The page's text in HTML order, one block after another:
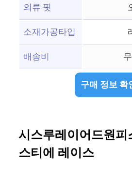
의류 핏
소재가공타입
배송비
구매 정보 확
시스루레이어드원피
스티에 레이스